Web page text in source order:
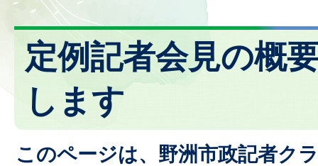
定例記者会見の概
します
このページは、野洲市政記者ク